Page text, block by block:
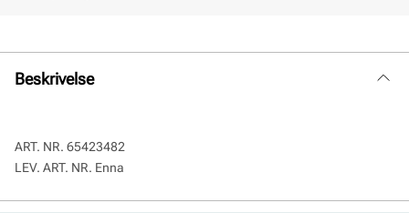
Beskrivelse
ART. NR. 65423482
LEV. ART. NR. Enna